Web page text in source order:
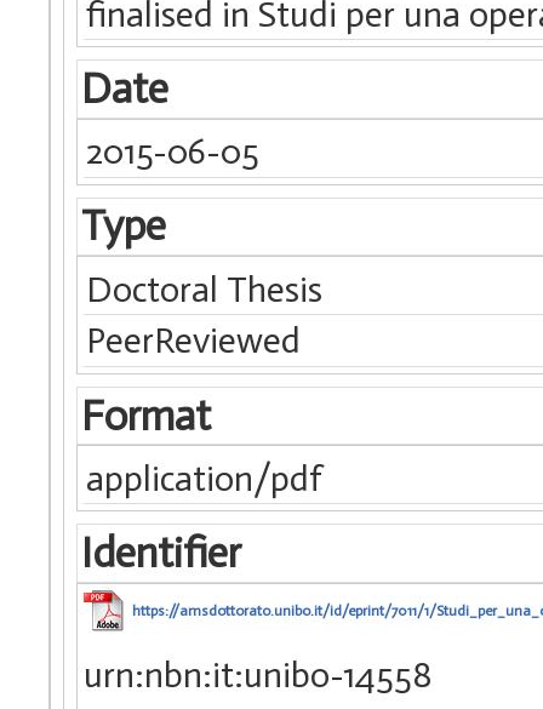
finalised in Studi per una
Date
2015-06-05
Type
Doctoral Thesis
PeerReviewed
Format
application/pdf
Identifier
https://amsdottorato.unibo.it/id/eprint/7011/1/
urn:nbn:it:unibo-14558